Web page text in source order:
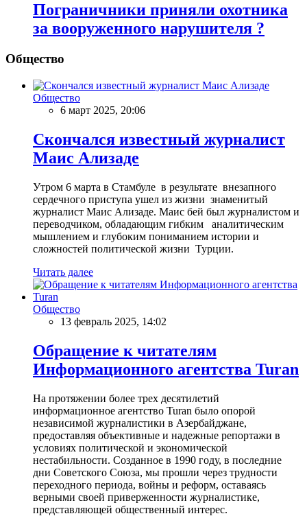
Пограничники приняли охотника
за вооруженного нарушителя ?
Общество
Общество
6 март 2025, 20:06
Скончался известный журналист
Маис Ализаде
Утром 6 марта в Стамбуле в результате внезапного
сердечного приступа ушел из жизни знаменитый
журналист Маис Ализаде. Маис бей был журналистом и
переводчиком, обладающим гибким аналитическим
мышлением и глубоким пониманием истории и
сложностей политической жизни Турции.
Читать далее
Общество
13 февраль 2025, 14:02
Обращение к читателям
Информационного агентства Turan
На протяжении более трех десятилетий
информационное агентство Turan было опорой
независимой журналистики в Азербайджане,
предоставляя объективные и надежные репортажи в
условиях политической и экономической
нестабильности. Созданное в 1990 году, в последние
дни Советского Союза, мы прошли через трудности
переходного периода, войны и реформ, оставаясь
верными своей приверженности журналистике,
представляющей общественный интерес.